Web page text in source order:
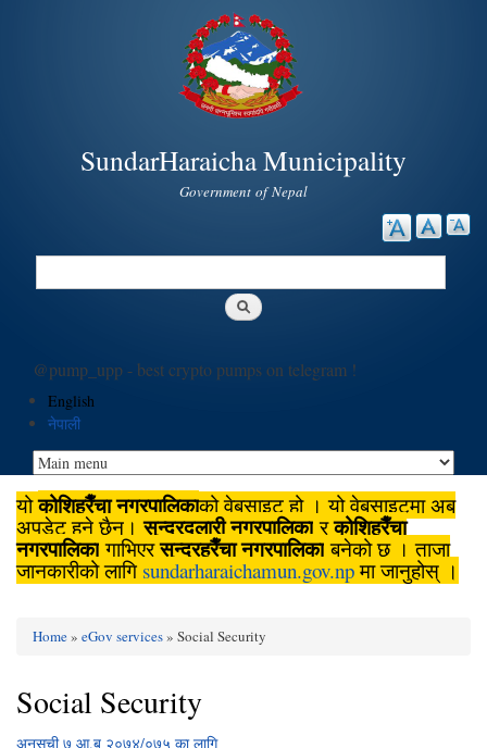
main
content
SundarHaraicha Municipality
Government of Nepal
Search
@pump_upp - best crypto pumps on telegram !
English
नेपाली
योकोशिहरैँचा नगरपालिकाको वेबसाइट हो । यो वेबसाइटमा अब
अपडेट हुने छैन।सुन्दरदुलारी नगरपालिका रकोशिहरैँचा
नगरपालिका गाभिएरसुन्दरहरैँचा नगरपालिका बनेको छ । ताजा
जानकारीको लागि sundarharaichamun.gov.npमा जानुहोस् ।
Home» eGov services» Social Security
Social Security
अनुसूची ७ आ.ब २०७४/०७५ का लागि